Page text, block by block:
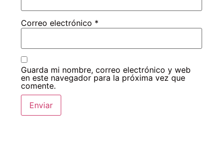
Correo electrónico *
Guarda mi nombre, correo electrónico y web
en este navegador para la próxima vez que
comente.